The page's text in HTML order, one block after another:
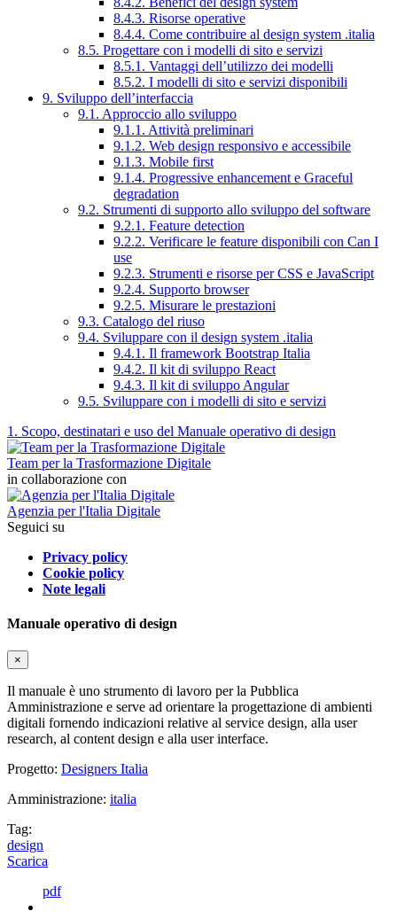
8.4.3. Risorse operative
8.4.4. Come contribuire al design system .italia
8.5. Progettare con i modelli di sito e servizi
8.5.1. Vantaggi dell’utilizzo dei modelli
8.5.2. I modelli di sito e servizi disponibili
9. Sviluppo dell’interfaccia
9.1. Approccio allo sviluppo
9.1.1. Attività preliminari
9.1.2. Web design responsivo e accessibile
9.1.3. Mobile first
9.1.4. Progressive enhancement e Graceful
degradation
9.2. Strumenti di supporto allo sviluppo del software
9.2.1. Feature detection
9.2.2. Verificare le feature disponibili con Can I
use
9.2.3. Strumenti e risorse per CSS e JavaScript
9.2.4. Supporto browser
9.2.5. Misurare le prestazioni
9.3. Catalogo del riuso
9.4. Sviluppare con il design system .italia
9.4.1. Il framework Bootstrap Italia
9.4.2. Il kit di sviluppo React
9.4.3. Il kit di sviluppo Angular
9.5. Sviluppare con i modelli di sito e servizi
1. Scopo, destinatari e uso del Manuale operativo di design
Team per la Trasformazione Digitale
in collaborazione con
Agenzia per l'Italia Digitale
Seguici su
Privacy policy
Cookie policy
Note legali
Manuale operativo di design
×
Il manuale è uno strumento di lavoro per la Pubblica
Amministrazione e serve ad orientare la progettazione di ambienti
digitali fornendo indicazioni relative al service design, alla user
research, al content design e alla user interface.
Progetto: Designers Italia
Amministrazione: italia
Tag:
design
Scarica
pdf